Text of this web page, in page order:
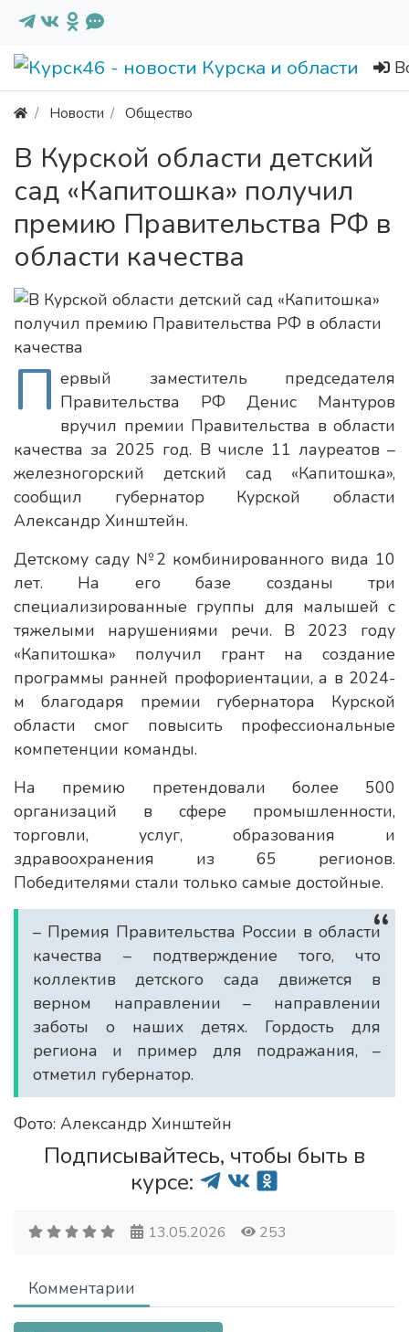
Новости Общество
В Курской области детский
сад «Капитошка» получил
премию Правительства РФ в
области качества
П ервый заместитель председателя
Правительства РФ Денис Мантуров
вручил премии Правительства в области
качества за 2025 год. В числе 11 лауреатов –
железногорский детский сад «Капитошка»,
сообщил губернатор Курской области
Александр Хинштейн.
Детскому саду №2 комбинированного вида 10
лет. На его базе созданы три
специализированные группы для малышей с
тяжелыми нарушениями речи. В 2023 году
«Капитошка» получил грант на создание
программы ранней профориентации, а в 2024-
м благодаря премии губернатора Курской
области смог повысить профессиональные
компетенции команды.
На премию претендовали более 500
организаций в сфере промышленности,
торговли, услуг, образования и
здравоохранения из 65 регионов.
Победителями стали только самые достойные.
– Премия Правительства России в области
качества – подтверждение того, что
коллектив детского сада движется в
верном направлении – направлении
заботы о наших детях. Гордость для
региона и пример для подражания, –
отметил губернатор.
Фото: Александр Хинштейн
Подписывайтесь, чтобы быть в
курсе:
13.05.2026 253
Комментарии